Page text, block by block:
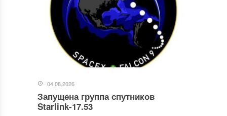
04.08.2026
Запущена группа спутников
Starlink-17.53